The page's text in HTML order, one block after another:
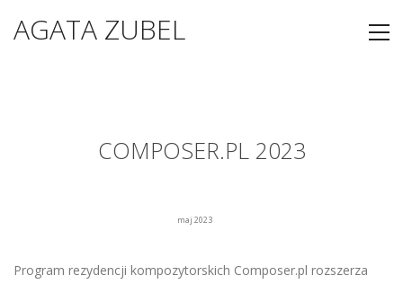
AGATA ZUBEL
COMPOSER.PL 2023
maj 2023
Program rezydencji kompozytorskich Composer.pl rozszerza